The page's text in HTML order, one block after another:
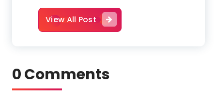
View All Post
0 Comments